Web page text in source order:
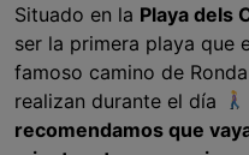
Situado en la Playa dels
ser la primera playa que
famoso camino de
realizan durante el día
recomendamos que